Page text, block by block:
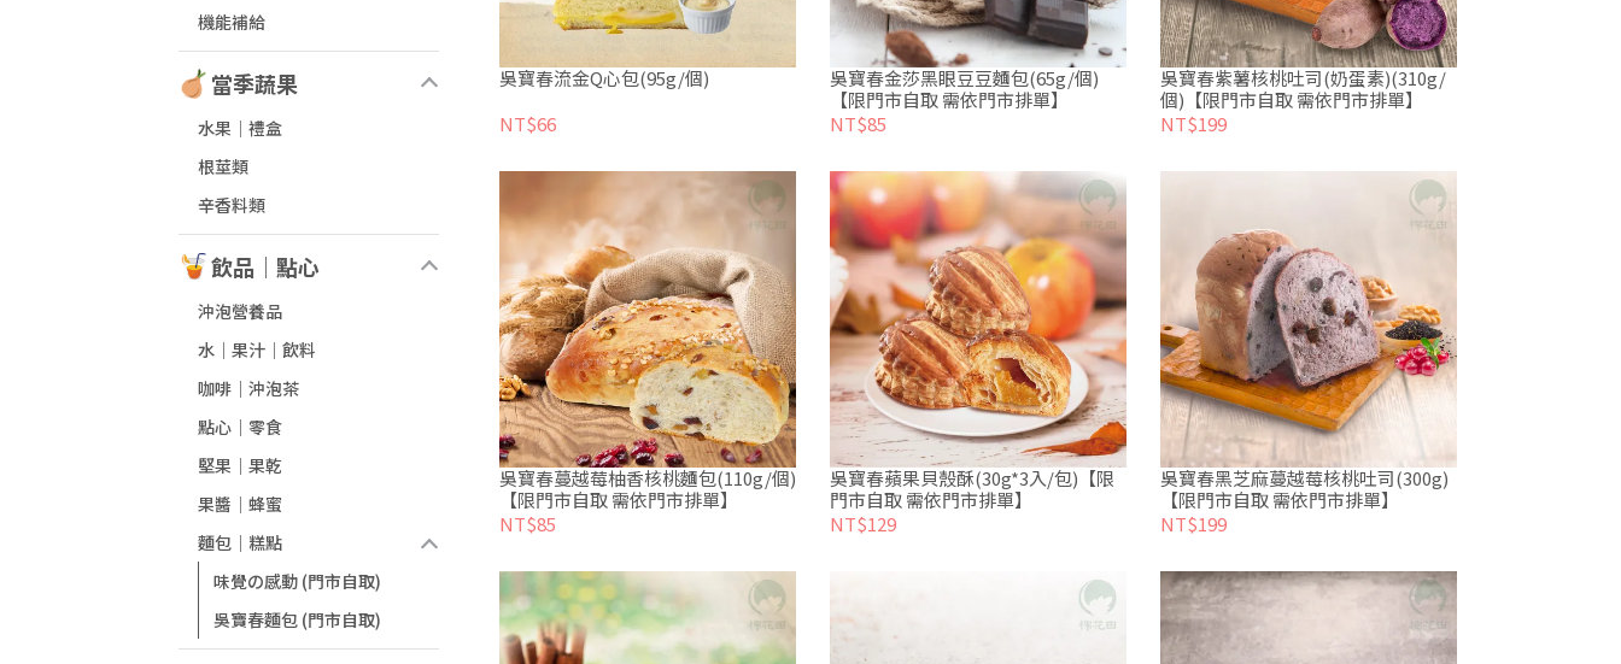
機能補給
當季蔬果
水果│禮盒
根莖類
辛香料類
飲品｜點心
沖泡營養品
水｜果汁｜飲料
咖啡｜沖泡茶
點心｜零食
堅果｜果乾
果醬│蜂蜜
麵包｜糕點
味覺の感動 (門市自取)
吳寶春麵包 (門市自取)
吳寶春流金Q心包(95g/個)
NT$66
吳寶春金莎黑眼豆豆麵包(65g/個)
【限門市自取 需依門市排單】
NT$85
吳寶春紫薯核桃吐司(奶蛋素)(310g/
個)【限門市自取 需依門市排單】
NT$199
吳寶春蔓越莓柚香核桃麵包(110g/個)
【限門市自取 需依門市排單】
NT$85
吳寶春蘋果貝殼酥(30g*3入/包)【限
門市自取 需依門市排單】
NT$129
吳寶春黑芝麻蔓越莓核桃吐司(300g)
【限門市自取 需依門市排單】
NT$199